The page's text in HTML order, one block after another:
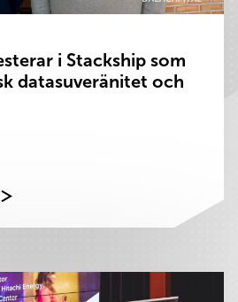
i Stackship som
datasuveränitet och